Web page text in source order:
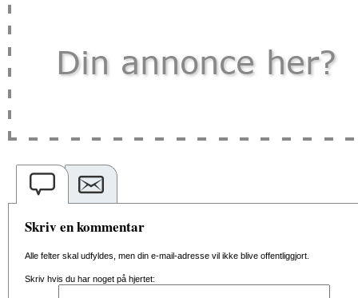
Skriv en kommentar
Alle felter skal udfyldes, men din e-mail-adresse vil ikke blive offentliggjort.
Skriv hvis du har noget på hjertet: